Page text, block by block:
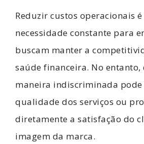
Reduzir custos operacionais
necessidade constante para
buscam manter a
saúde financeira. No
maneira indiscriminada
qualidade dos serviços ou
diretamente a satisfação do
imagem da marca.